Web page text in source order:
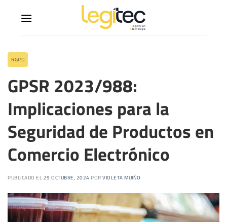
RGPD
GPSR 2023/988:
Implicaciones para la
Seguridad de Productos en
Comercio Electrónico
PUBLICADO EL 29 OCTUBRE, 2024 POR VIOLETA MUIÑO